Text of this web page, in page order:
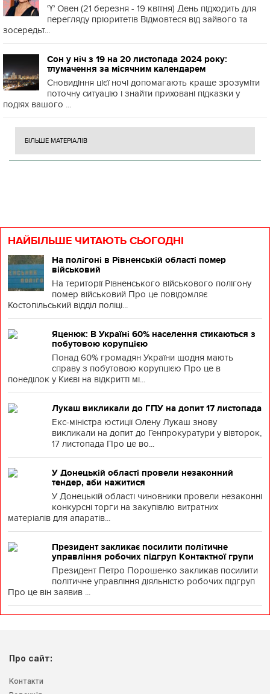
♈️ Овен (21 березня - 19 квітня) День підходить для
перегляду пріоритетів Відмовтеся від зайвого та
зосередьт...
Сон у ніч з 19 на 20 листопада 2024 року:
тлумачення за місячним календарем
Сновидіння цієї ночі допомагають краще зрозуміти
поточну ситуацію і знайти приховані підказки у
подіях вашого ...
БІЛЬШЕ МАТЕРІАЛІВ
НАЙБІЛЬШЕ ЧИТАЮТЬ СЬОГОДНІ
На полігоні в Рівненській області помер
військовий
На території Рівненського військового полігону
помер військовий Про це повідомляє
Костопільський відділ поліці...
Яценюк: В Україні 60% населення стикаються з
побутовою корупцією
Понад 60% громадян України щодня мають
справу з побутовою корупцією Про це в
понеділок у Києві на відкритті мі...
Лукаш викликали до ГПУ на допит 17 листопада
Екс-міністра юстиції Олену Лукаш знову
викликали на допит до Генпрокуратури у вівторок,
17 листопада Про це во...
У Донецькій області провели незаконний
тендер, аби нажитися
У Донецькій області чиновники провели незаконні
конкурсні торги на закупівлю витратних
матеріалів для апаратів...
Президент закликає посилити політичне
управління робочих підгруп Контактної групи
Президент Петро Порошенко закликав посилити
політичне управління діяльністю робочих підгруп
Про це він заявив ...
Про сайт:
Контакти